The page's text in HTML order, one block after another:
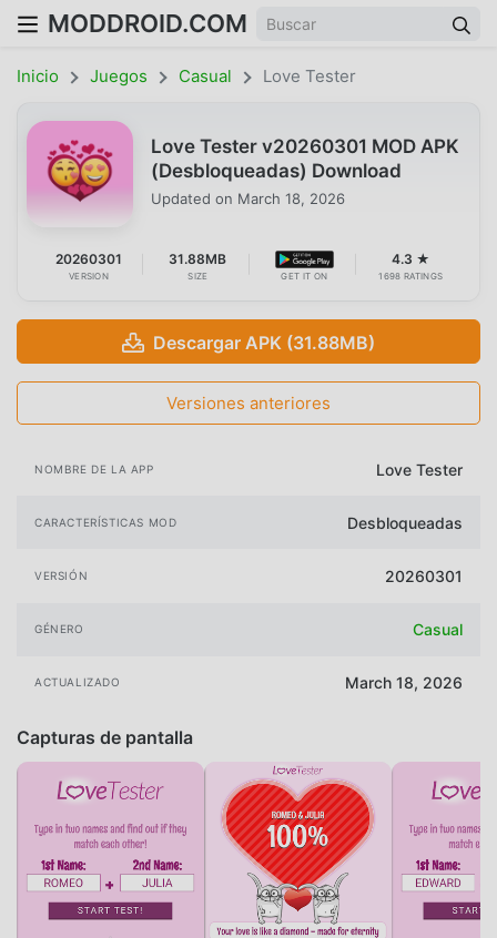
MODDROID.COM
Inicio Juegos Casual Love Tester
Love Tester v20260301 MOD APK
(Desbloqueadas) Download
Updated on March 18, 2026
20260301
VERSION
31.88MB
SIZE GET IT ON
4.3 ★
1698 RATINGS
Descargar APK (31.88MB)
Versiones anteriores
NOMBRE DE LA APP Love Tester
CARACTERÍSTICAS MOD Desbloqueadas
VERSIÓN 20260301
GÉNERO Casual
ACTUALIZADO March 18, 2026
Capturas de pantalla